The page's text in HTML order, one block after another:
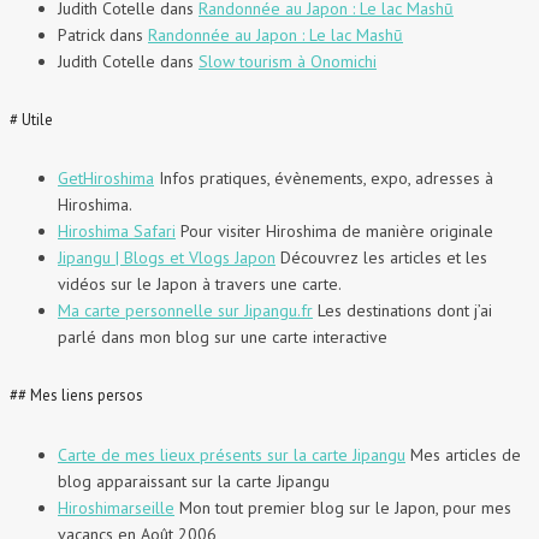
Judith Cotelle dans Randonnée au Japon : Le lac Mashū
Patrick dans Randonnée au Japon : Le lac Mashū
Judith Cotelle dans Slow tourism à Onomichi
# Utile
GetHiroshima Infos pratiques, évènements, expo, adresses à
Hiroshima.
Hiroshima Safari Pour visiter Hiroshima de manière originale
Jipangu | Blogs et Vlogs Japon Découvrez les articles et les
vidéos sur le Japon à travers une carte.
Ma carte personnelle sur Jipangu.fr Les destinations dont j’ai
parlé dans mon blog sur une carte interactive
## Mes liens persos
Carte de mes lieux présents sur la carte Jipangu Mes articles de
blog apparaissant sur la carte Jipangu
Hiroshimarseille Mon tout premier blog sur le Japon, pour mes
vacancs en Août 2006